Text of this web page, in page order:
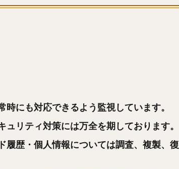
にも対応できるよう監視しています。
リティ対策には万全を期しております。
履歴・個人情報については調査、複製、復